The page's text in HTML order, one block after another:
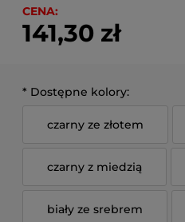
CENA:
141,30 zł
* Dostępne kolory:
czarny ze złotem
czarny z miedzią
biały ze srebrem